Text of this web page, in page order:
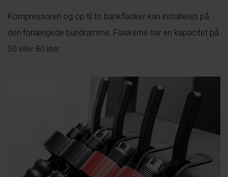
Kompressoren og op til to bankflasker kan installeres på
den forlængede bundramme. Flaskerne har en kapacitet på
50 eller 80 liter.